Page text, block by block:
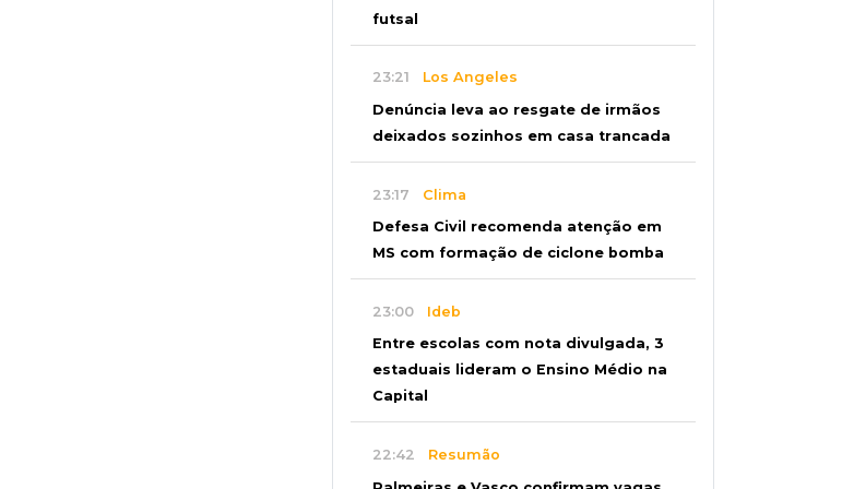
futsal
23:21 Los Angeles
Denúncia leva ao resgate de irmãos
deixados sozinhos em casa trancada
23:17 Clima
Defesa Civil recomenda atenção em
MS com formação de ciclone bomba
23:00 Ideb
Entre escolas com nota divulgada, 3
estaduais lideram o Ensino Médio na
Capital
22:42 Resumão